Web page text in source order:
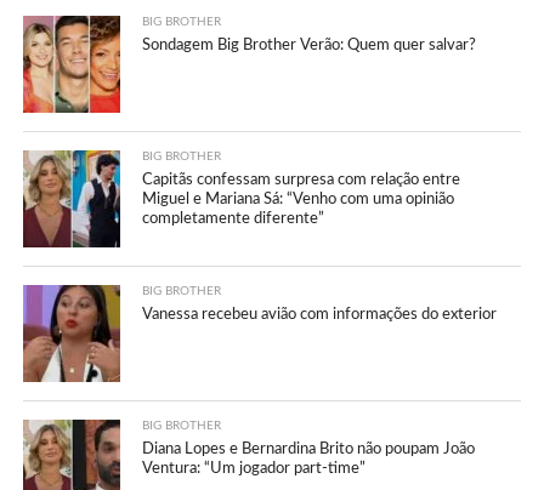
BIG BROTHER
Sondagem Big Brother Verão: Quem quer salvar?
BIG BROTHER
Capitãs confessam surpresa com relação entre
Miguel e Mariana Sá: “Venho com uma opinião
completamente diferente”
BIG BROTHER
Vanessa recebeu avião com informações do exterior
BIG BROTHER
Diana Lopes e Bernardina Brito não poupam João
Ventura: “Um jogador part-time”